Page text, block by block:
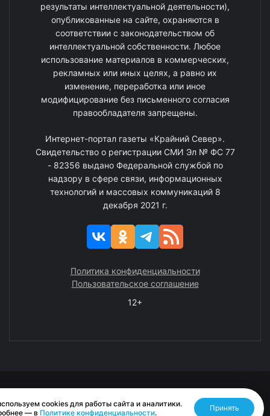
результаты интеллектуальной деятельности),
опубликованные на сайте, охраняются в
соответствии с законодательством об
интеллектуальной собственности. Любое
использование материалов в коммерческих,
рекламных или иных целях, а равно их
изменение, переработка или иное
модифицирование без письменного согласия
правообладателя запрещены.
Интернет-портал газеты «Крайний Север».
Свидетельство о регистрации СМИ Эл № ФС 77
- 82356 выдано Федеральной службой по
надзору в сфере связи, информационных
технологий и массовых коммуникаций 8
декабря 2021 г.
Политика конфиденциальности
Пользовательское соглашение
12+
Разработано RASA
cookies для работы сайта и аналитики.
— в Политике конфиденциальности.
Принять